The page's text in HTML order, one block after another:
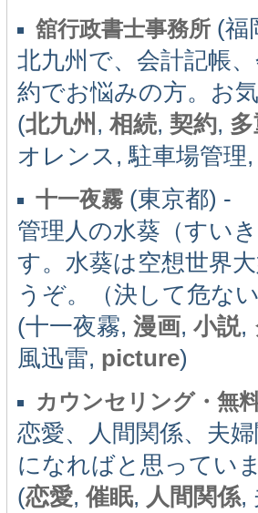
舘行政書士事務所 (福
北九州で、会計記帳
約でお悩みの方。お
(北九州 , 相続, 契約,
オレンス, 駐車場管理
十一夜霧 (東京都) -
管理人の水葵（すい
す。水葵は空想世界
うぞ。（決して危な
(十一夜霧, 漫画, 小説,
風迅雷, picture)
カウンセリング・無
恋愛、人間関係、夫
になればと思ってい
(恋愛,催眠, 人間関係,